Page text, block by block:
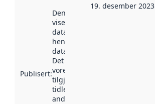
Publisert:
Denne datoen
viser når
datasettet vart
henta inn av
data.norge.no.
Det kan ha
vore
tilgjengeleg
tidlegare
andre stader.
19. desember 2023